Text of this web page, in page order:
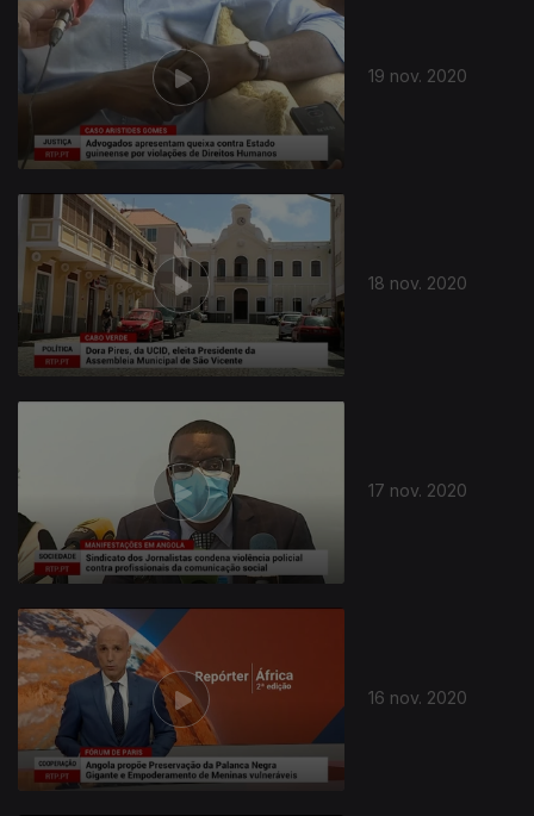
19 nov. 2020
18 nov. 2020
17 nov. 2020
16 nov. 2020